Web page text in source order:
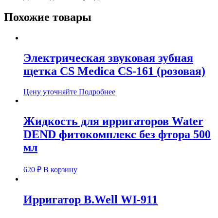
Похожие товары
Электрическая звуковая зубная
щетка CS Medica CS-161 (розовая)
Цену уточняйте Подробнее
Жидкость для ирригаторов Water
DEND фитокомплекс без фтора 500
мл
620 ₽ В корзину
Ирригатор B.Well WI-911